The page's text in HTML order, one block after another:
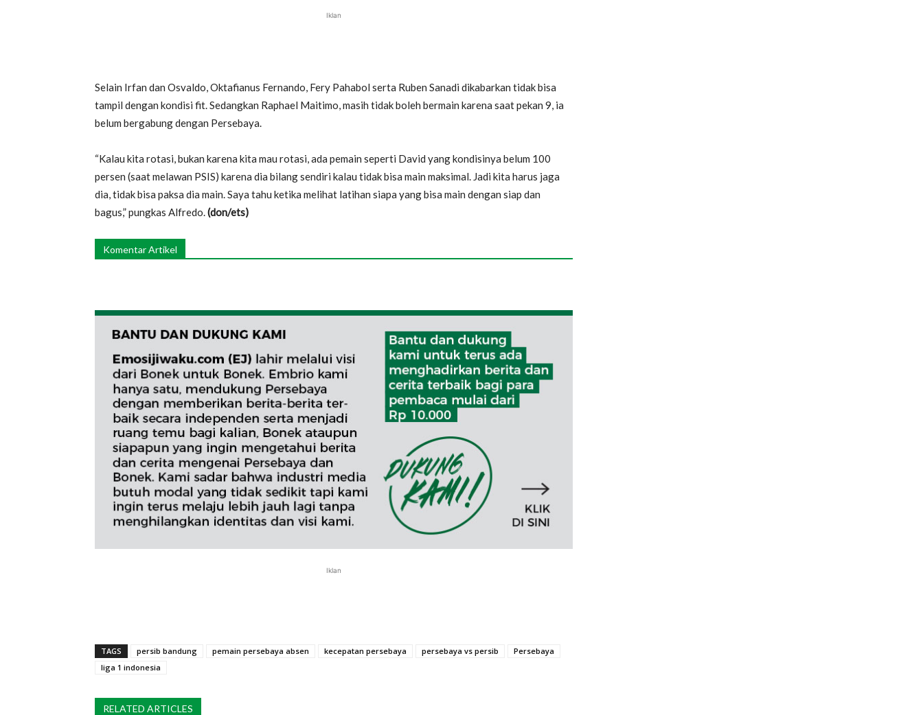
Iklan
Selain Irfan dan Osvaldo, Oktafianus Fernando, Fery Pahabol serta Ruben Sanadi dikabarkan tidak bisa
tampil dengan kondisi fit. Sedangkan Raphael Maitimo, masih tidak boleh bermain karena saat pekan 9, ia
belum bergabung dengan Persebaya.
“Kalau kita rotasi, bukan karena kita mau rotasi, ada pemain seperti David yang kondisinya belum 100
persen (saat melawan PSIS) karena dia bilang sendiri kalau tidak bisa main maksimal. Jadi kita harus jaga
dia, tidak bisa paksa dia main. Saya tahu ketika melihat latihan siapa yang bisa main dengan siap dan
bagus,” pungkas Alfredo.(don/ets)
Komentar Artikel
Iklan
TAGS persib bandung pemain persebaya absen kecepatan persebaya persebaya vs persib
Persebaya
liga 1 indonesia
RELATED ARTICLES